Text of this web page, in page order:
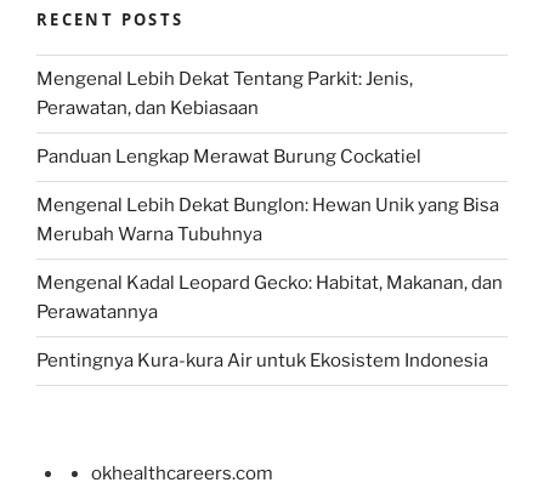
RECENT POSTS
Mengenal Lebih Dekat Tentang Parkit: Jenis,
Perawatan, dan Kebiasaan
Panduan Lengkap Merawat Burung Cockatiel
Mengenal Lebih Dekat Bunglon: Hewan Unik yang Bisa
Merubah Warna Tubuhnya
Mengenal Kadal Leopard Gecko: Habitat, Makanan, dan
Perawatannya
Pentingnya Kura-kura Air untuk Ekosistem Indonesia
okhealthcareers.com